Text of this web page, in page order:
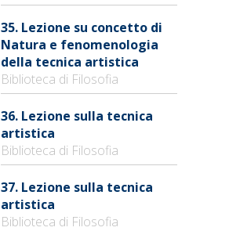
35. Lezione su concetto di
Natura e fenomenologia
della tecnica artistica
Biblioteca di Filosofia
36. Lezione sulla tecnica
artistica
Biblioteca di Filosofia
37. Lezione sulla tecnica
artistica
Biblioteca di Filosofia